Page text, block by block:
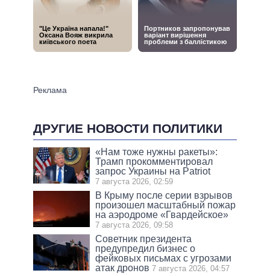
ДРУГИЕ НОВОСТИ ПОЛИТИКИ
«Нам тоже нужны ракеты»:
Трамп прокомментировал
запрос Украины на Patriot
7 августа 2026, 02:59
В Крыму после серии взрывов
произошел масштабный пожар
на аэродроме «Гвардейское»
7 августа 2026, 09:58
Советник президента
предупредил бизнес о
фейковых письмах с угрозами
атак дронов 7 августа 2026, 04:57